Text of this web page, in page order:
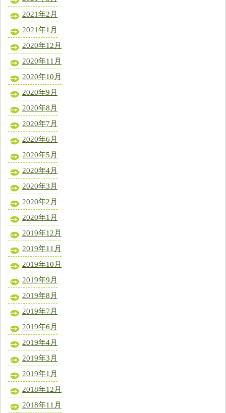
2021年2月
2021年1月
2020年12月
2020年11月
2020年10月
2020年9月
2020年8月
2020年7月
2020年6月
2020年5月
2020年4月
2020年3月
2020年2月
2020年1月
2019年12月
2019年11月
2019年10月
2019年9月
2019年8月
2019年7月
2019年6月
2019年4月
2019年3月
2019年1月
2018年12月
2018年11月